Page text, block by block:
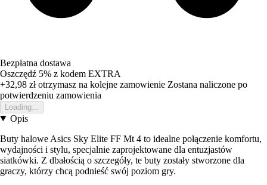
Bezpłatna dostawa
Oszczędź 5% z kodem EXTRA
+32,98 złotrzymasz na kolejne zamowienie Zostana naliczone po
potwierdzeniu zamowienia
Loading...
Opis
Buty halowe Asics Sky Elite FF Mt 4 to idealne połączenie komfortu,
wydajności i stylu, specjalnie zaprojektowane dla entuzjastów
siatkówki. Z dbałością o szczegóły, te buty zostały stworzone dla
graczy, którzy chcą podnieść swój poziom gry.